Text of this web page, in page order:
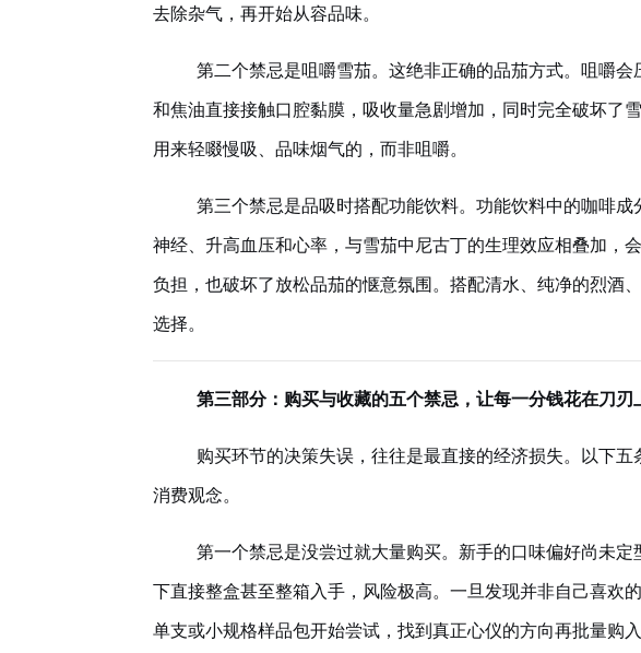
去除杂气，再开始从容品味。
第二个禁忌是咀嚼雪茄。这绝非正确的品茄方式。咀嚼
和焦油直接接触口腔黏膜，吸收量急剧增加，同时完全破坏了
用来轻啜慢吸、品味烟气的，而非咀嚼。
第三个禁忌是品吸时搭配功能饮料。功能饮料中的咖啡
神经、升高血压和心率，与雪茄中尼古丁的生理效应相叠加，
负担，也破坏了放松品茄的惬意氛围。搭配清水、纯净的烈酒
选择。
第三部分：购买与收藏的五个禁忌，让每一分钱花在刀刃
购买环节的决策失误，往往是最直接的经济损失。以下
消费观念。
第一个禁忌是没尝过就大量购买。新手的口味偏好尚未
下直接整盒甚至整箱入手，风险极高。一旦发现并非自己喜欢
单支或小规格样品包开始尝试，找到真正心仪的方向再批量购入